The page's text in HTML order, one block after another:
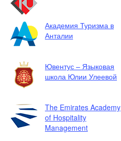
Академия Туризма в
Анталии
Ювентус – Языковая
школа Юлии Улеевой
The Emirates Academy
of Hospitality
Management